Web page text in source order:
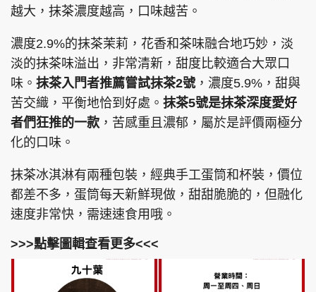
越大，抹茶濃度越高，口味越苦。
濃度2.9%的抹茶茉莉，花香和茶味融合地巧妙，淡
淡的抹茶味溢出，非常清新，甜度比較適合大眾口
味。 抹茶入門者推薦嘗試抹茶2號，濃度5.9%，甜與
苦交織，平衡地恰到好處。 抹茶5號是抹茶深度愛好
者們狂推的一款 ，苦感重且濃郁，屬於是評價兩極分
化的口味。
抹茶冰淇淋有兩種包裝，經典手工蛋筒和杯裝，價位
都差不多，蛋筒每天新鮮現做，甜甜脆脆的，但融化
速度非常快，需速速食用哦。
>>>點擊圖輯查看更多<<<